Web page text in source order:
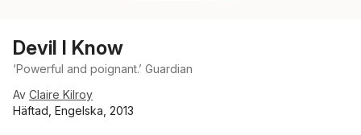
Devil I Know
‘Powerful and poignant.’ Guardian
Av Claire Kilroy
Häftad, Engelska, 2013